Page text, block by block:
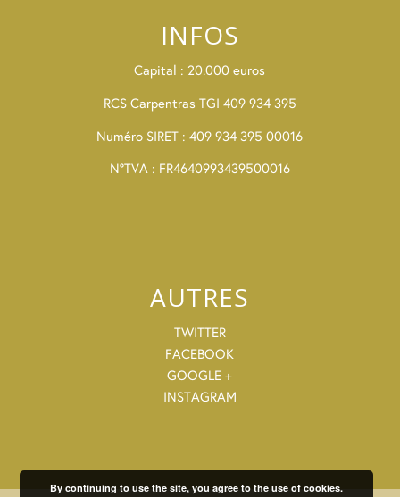
INFOS
Capital : 20.000 euros
RCS Carpentras TGI 409 934 395
Numéro SIRET : 409 934 395 00016
N°TVA : FR4640993439500016
AUTRES
TWITTER
FACEBOOK
GOOGLE +
INSTAGRAM
By continuing to use the site, you agree to the use of cookies.